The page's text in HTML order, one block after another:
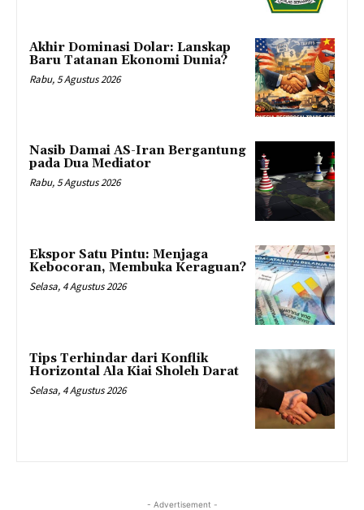
Akhir Dominasi Dolar: Lanskap
Baru Tatanan Ekonomi Dunia?
Rabu, 5 Agustus 2026
Nasib Damai AS-Iran Bergantung
pada Dua Mediator
Rabu, 5 Agustus 2026
Ekspor Satu Pintu: Menjaga
Kebocoran, Membuka Keraguan?
Selasa, 4 Agustus 2026
Tips Terhindar dari Konflik
Horizontal Ala Kiai Sholeh Darat
Selasa, 4 Agustus 2026
- Advertisement -